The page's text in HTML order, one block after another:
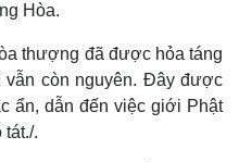
Hòa.
thượng đã được hỏa táng
vẫn còn nguyên. Đây được
ẩn, dẫn đến việc giới Phật
tát./.